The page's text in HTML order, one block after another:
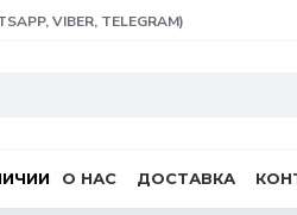
VIBER, TELEGRAM)
О НАС ДОСТАВКА